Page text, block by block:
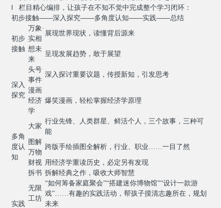
l 栏目精心编排，让孩子在不知不觉中完成整个学习闭环：
初步接触——深入探究——多角度认知——实践——总结
初步
接触
万象·
实相
展现世界现状，读懂背后源来
想未
来
呈现发展趋势，敢于展望
深入
探究
头号
事件
深入探讨重要议题，传授新知，引发思考
漫画
经济
学
爆笑漫画，轻松掌握经济学原理
多角
度认
知
大家
行业先锋、人类群星、鲜活个人，三个故事，三种可
能
图解
万物
跨版手绘插图全解析，行业、职业……一目了然
财视 用经济学重读历史，必定另有发现
拆书 拆解经典之作，吸收大师智慧
实践
无限
工坊
“如何筹备家庭聚会”“搭建迷你博物馆”“设计一款游
戏”……有趣的实践活动，帮孩子摸清志趣所在，规划
未来